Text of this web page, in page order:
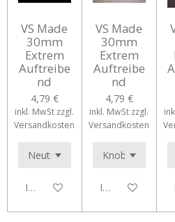
VS Made
30mm
Extrem
Auftreibe
nd
4,79 €
inkl. MwSt zzgl.
Versandkosten
In den Warenkorb
VS Made
30mm
Extrem
Auftreibe
nd
4,79 €
inkl. MwSt zzgl.
Versandkosten
In den